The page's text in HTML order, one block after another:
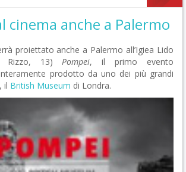
cinema anche a Palermo
proiettato anche a Palermo all’Igiea Lido
Rizzo, 13)Pompei, il primo evento
prodotto da uno dei più grandi
il British Museum di Londra.